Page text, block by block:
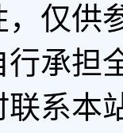
仅供
承担
系本